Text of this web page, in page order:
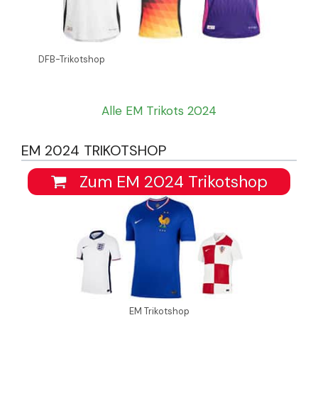
DFB-Trikotshop
Alle EM Trikots 2024
EM 2024 TRIKOTSHOP
Zum EM 2024 Trikotshop
EM Trikotshop